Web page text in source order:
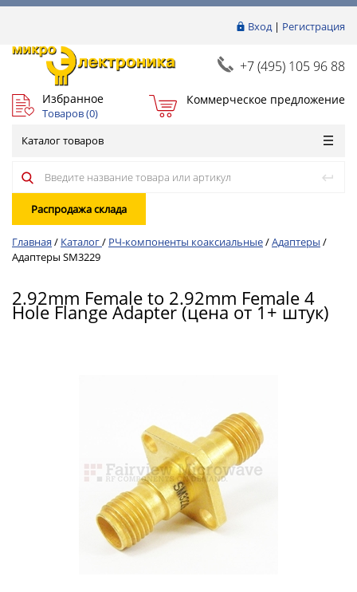
Вход| Регистрация
+7 (495) 105 96 88
Избранное
Товаров (0)
Коммерческое предложение
Каталог товаров
Распродажа склада
Главная / Каталог/ РЧ-компоненты коаксиальные/Адаптеры /
Адаптеры SM3229
2.92mm Female to 2.92mm Female 4
Hole Flange Adapter (цена от 1+ штук)